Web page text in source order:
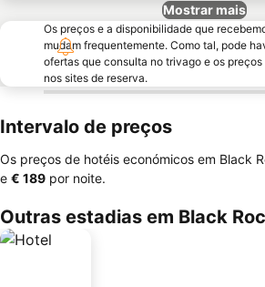
Mostrar mais
Os preços e a disponibilidade que
mudam frequentemente. Como tal, pode
ofertas que consulta no trivago e os
nos sites de reserva.
Intervalo de preços
Os preços de hotéis económicos em Black
e ‎€ 189 por noite.
Outras estadias em Black